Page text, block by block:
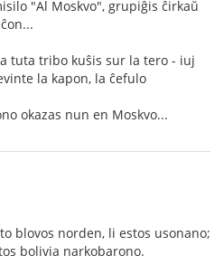
"Al Moskvo", grupiĝis ĉirkaŭ
tuta tribo kuŝis sur la tero - iuj
la kapon, la ĉefulo
okazas nun en Moskvo...
blovos norden, li estos usonano;
bolivia narkobarono.